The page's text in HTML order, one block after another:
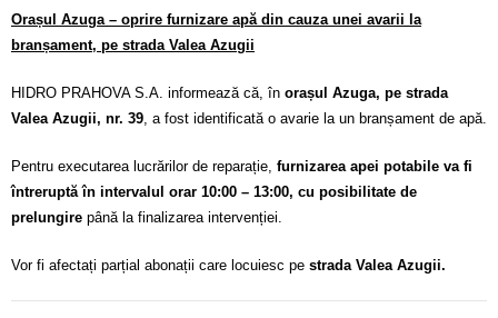
Orașul Azuga – oprire furnizare apă din cauza unei avarii la
branșament, pe strada Valea Azugii
HIDRO PRAHOVA S.A. informează că, în orașul Azuga, pe strada
Valea Azugii, nr. 39, a fost identificată o avarie la un branșament de apă.
Pentru executarea lucrărilor de reparație, furnizarea apei potabile va fi
întreruptă în intervalul orar 10:00 – 13:00, cu posibilitate de
prelungire până la finalizarea intervenției.
Vor fi afectați parțial abonații care locuiesc pe strada Valea Azugii.